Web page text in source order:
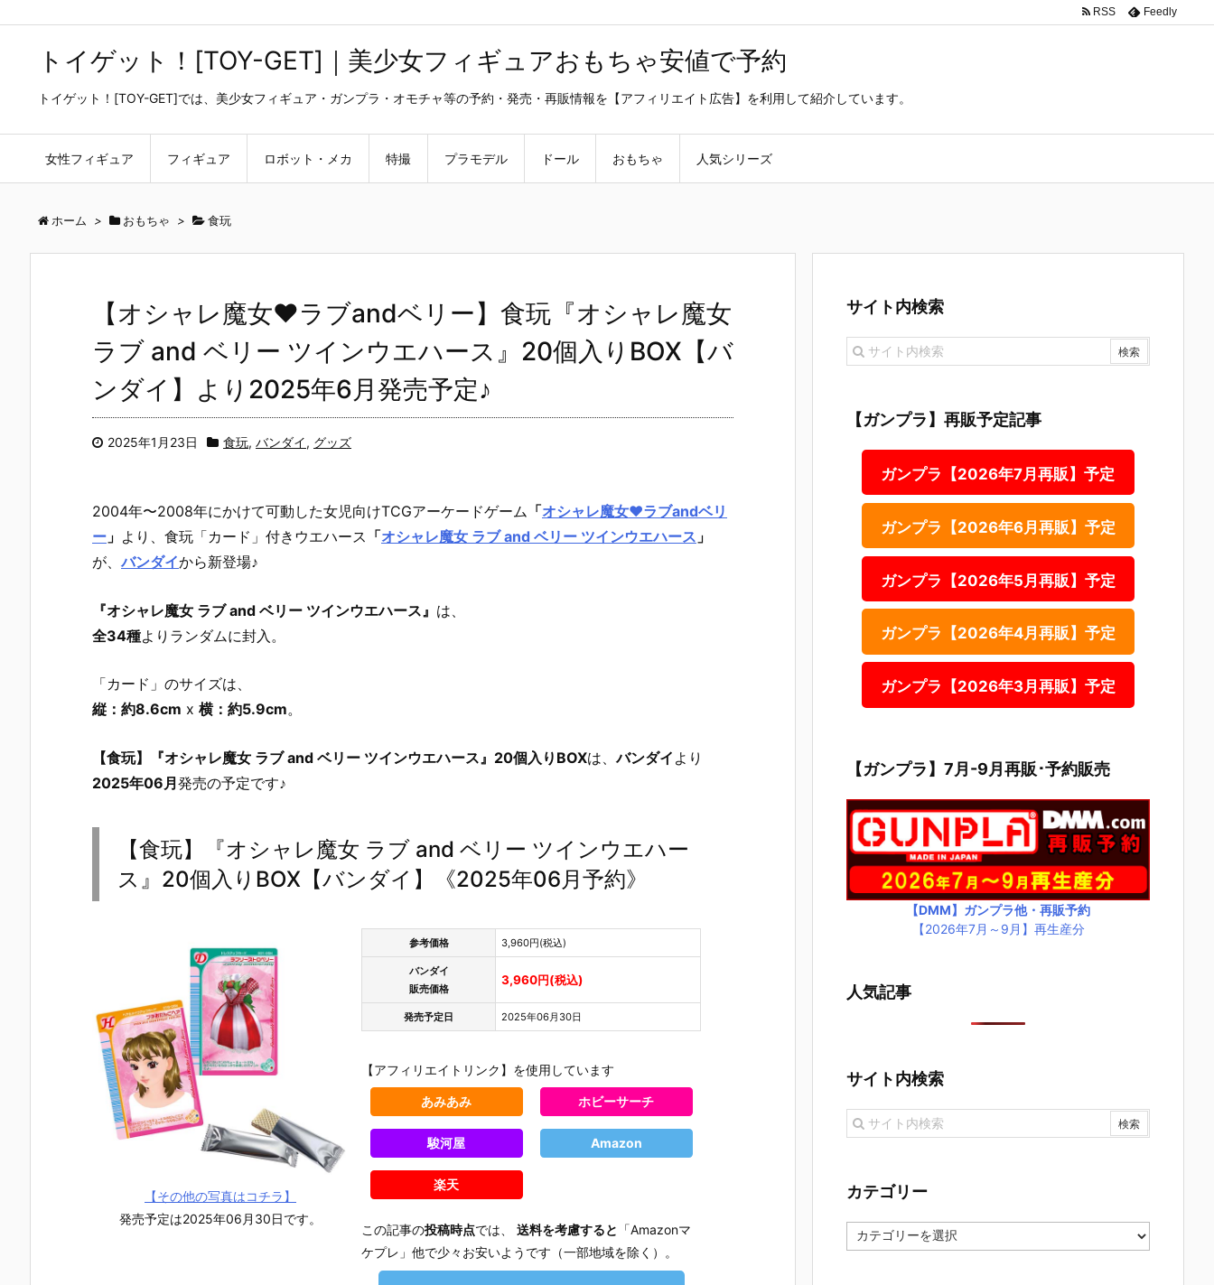
トイゲット！[TOY-GET]｜美少女フィギュアおもちゃ安値で予約
トイゲット！[TOY-GET]では、美少女フィギュア・ガンプラ・オモチャ等の予約・発売・再販情報を【アフィリエイト広告】を利用して紹介しています。
女性フィギュア フィギュア ロボット・メカ 特撮 プラモデル ドール おもちゃ 人気シリーズ
RSS Feedly
ホーム > おもちゃ > 食玩
【オシャレ魔女♥ラブandベリー】食玩『オシャレ魔女
ラブ and ベリー ツインウエハース』20個入りBOX【バ
ンダイ】より2025年6月発売予定♪
2025年1月23日 食玩, バンダイ, グッズ
2004年〜2008年にかけて可動した女児向けTCGアーケードゲーム 「オシャレ魔女♥ラブandベリ
ー 」 より、食玩「カード」付きウエハース 「オシャレ魔女 ラブ and ベリー ツインウエハース 」
が、バンダイから新登場♪
『オシャレ魔女 ラブ and ベリー ツインウエハース』 は、
全34種よりランダムに封入。
「カード」のサイズは、
縦：約8.6cm x 横：約5.9cm。
【食玩】『オシャレ魔女 ラブ and ベリー ツインウエハース』20個入りBOXは、バンダイ より
2025年06月発売の予定です♪
【食玩】『オシャレ魔女 ラブ and ベリー ツインウエハー
ス』20個入りBOX【バンダイ】《2025年06月予約》
【その他の写真はコチラ】
発売予定は2025年06月30日です。
参考価格 3,960円(税込)
バンダイ
販売価格
3,960円(税込)
発売予定日 2025年06月30日
【アフィリエイトリンク】を使用しています
あみあみ ホビーサーチ
駿河屋 Amazon
楽天
この記事の投稿時点では、送料を考慮すると 「Amazonマ
ケプレ」他で少々お安いようです（一部地域を除く）。
サイト内検索
【ガンプラ】再販予定記事
ガンプラ【2026年7月再販】予定
ガンプラ【2026年6月再販】予定
ガンプラ【2026年5月再販】予定
ガンプラ【2026年4月再販】予定
ガンプラ【2026年3月再販】予定
【ガンプラ】7月-9月再販･予約販売
【DMM】ガンプラ他・再販予約
【2026年7月～9月】再生産分
人気記事
サイト内検索
カテゴリー
カ
テ